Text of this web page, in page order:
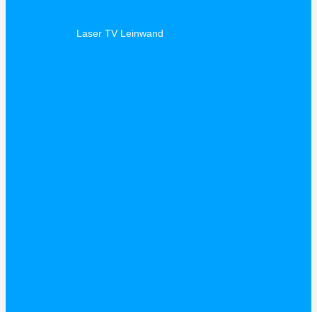
Laser TV Leinwand